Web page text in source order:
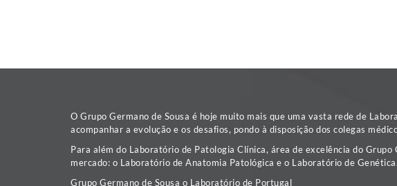
O Grupo Germano de Sousa é hoje muito mais que uma vasta rede de
acompanhar a evolução e os desafios, pondo à disposição dos colegas
Para além do Laboratório de Patologia Clínica, área de excelência do
mercado: o Laboratório de Anatomia Patológica e o Laboratório de Genética.
Grupo Germano de Sousa o Laboratório de Portugal